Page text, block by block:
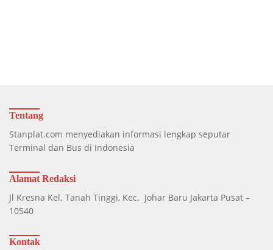
Tentang
Stanplat.com menyediakan informasi lengkap seputar
Terminal dan Bus di Indonesia
Alamat Redaksi
Jl Kresna Kel. Tanah Tinggi, Kec. Johar Baru Jakarta Pusat –
10540
Kontak